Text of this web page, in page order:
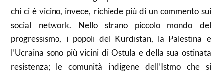
chi ci è vicino, invece, richiede più di un commento sui
social network. Nello strano piccolo mondo del
progressismo, i popoli del Kurdistan, la Palestina e
l’Ucraina sono più vicini di Ostula e della sua ostinata
resistenza; le comunità indigene dell’Istmo che si